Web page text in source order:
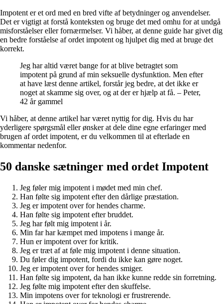
Impotent er et ord med en bred vifte af betydninger og anvendelser.
Det er vigtigt at forstå konteksten og bruge det med omhu for at undgå
misforståelser eller fornærmelser. Vi håber, at denne guide har givet dig
en bedre forståelse af ordet impotent og hjulpet dig med at bruge det
korrekt.
Jeg har altid været bange for at blive betragtet som
impotent på grund af min seksuelle dysfunktion. Men efter
at have læst denne artikel, forstår jeg bedre, at det ikke er
noget at skamme sig over, og at der er hjælp at få. – Peter,
42 år gammel
Vi håber, at denne artikel har været nyttig for dig. Hvis du har
yderligere spørgsmål eller ønsker at dele dine egne erfaringer med
brugen af ordet impotent, er du velkommen til at efterlade en
kommentar nedenfor.
50 danske sætninger med ordet Impotent
Jeg føler mig impotent i mødet med min chef.
Han følte sig impotent efter den dårlige præstation.
Jeg er impotent over for hendes charme.
Han følte sig impotent efter bruddet.
Jeg har følt mig impotent i år.
Min far har kæmpet med impotens i mange år.
Hun er impotent over for kritik.
Jeg er træt af at føle mig impotent i denne situation.
Du føler dig impotent, fordi du ikke kan gøre noget.
Jeg er impotent over for hendes smiger.
Han følte sig impotent, da han ikke kunne redde sin forretning.
Jeg følte mig impotent efter den skuffelse.
Min impotens over for teknologi er frustrerende.